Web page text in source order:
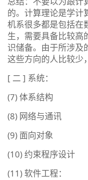
的。计算理论是学计
机系很多都是包括在
生，需要具备比较高
识储备。由于所涉及
这些方向的人比较少
[ 二 ] 系统：
(7) 体系结构
(8) 网络与通讯
(9) 面向对象
(10) 约束程序设计
(11) 软件工程：